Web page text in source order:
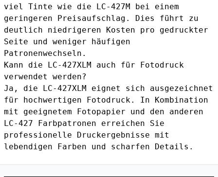
viel Tinte wie die LC-427M bei einem
geringeren Preisaufschlag. Dies führt zu
deutlich niedrigeren Kosten pro gedruckter
Seite und weniger häufigen
Patronenwechseln.
Kann die LC-427XLM auch für Fotodruck
verwendet werden?
Ja, die LC-427XLM eignet sich ausgezeichnet
für hochwertigen Fotodruck. In Kombination
mit geeignetem Fotopapier und den anderen
LC-427 Farbpatronen erreichen Sie
professionelle Druckergebnisse mit
lebendigen Farben und scharfen Details.